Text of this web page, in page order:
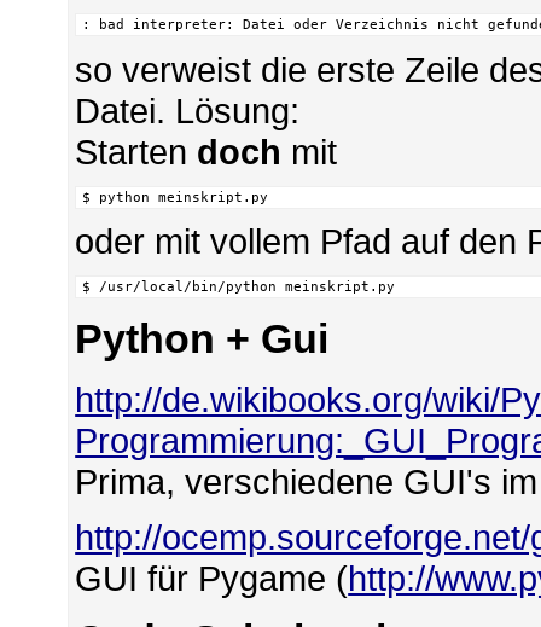
: bad interpreter: Datei oder Verzeichnis nicht
so verweist die erste Zeile
Datei. Lösung:
Starten doch mit
$ python meinskript.py
oder mit vollem Pfad auf den
$ /usr/local/bin/python meinskript.py
Python + Gui
http://de.wikibooks.org/wiki/
Prima, verschiedene GUI's
http://ocemp.sourceforge.net/
GUI für Pygame (http://